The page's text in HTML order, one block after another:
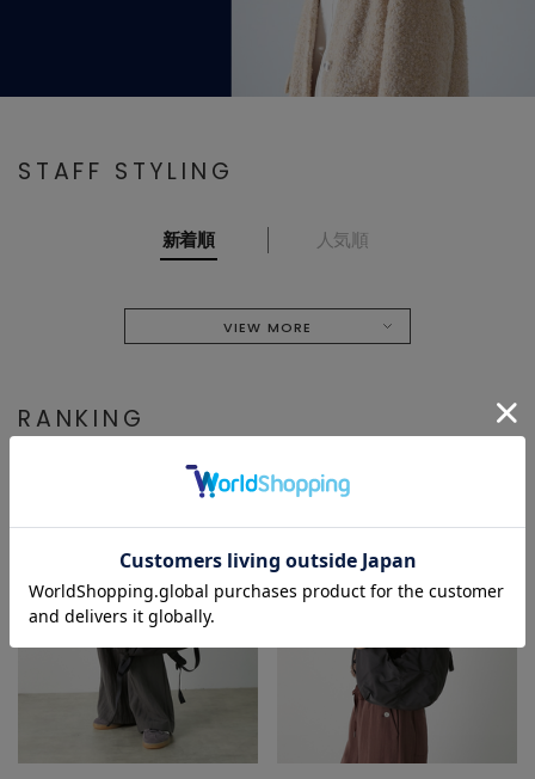
STAFF STYLING
新着順 人気順
VIEW MORE
RANKING
2